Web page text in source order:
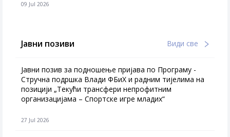
09 Jul 2026
Јавни позиви Види све
Јавни позив за подношење пријава по Програму -
Стручна подршка Влади ФБиХ и радним тијелима на
позицији „Текући трансфери непрофитним
организацијама – Спортске игре младих“
27 Jul 2026